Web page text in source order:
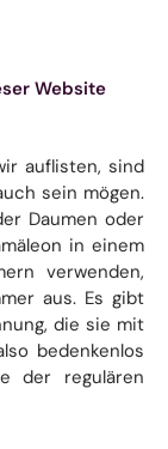
Website
auflisten, sind
sein mögen.
Daumen oder
in einem
verwenden,
aus. Es gibt
die sie mit
bedenkenlos
der regulären